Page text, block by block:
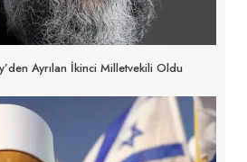
Ayrılan İkinci Milletvekili Oldu